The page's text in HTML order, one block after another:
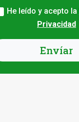
He leído y acepto la
Privacidad
Envíar